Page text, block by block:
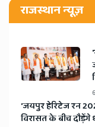
राजस्थान न्यूज़
​'जयपुर हेरिटेज रन
विरासत के बीच